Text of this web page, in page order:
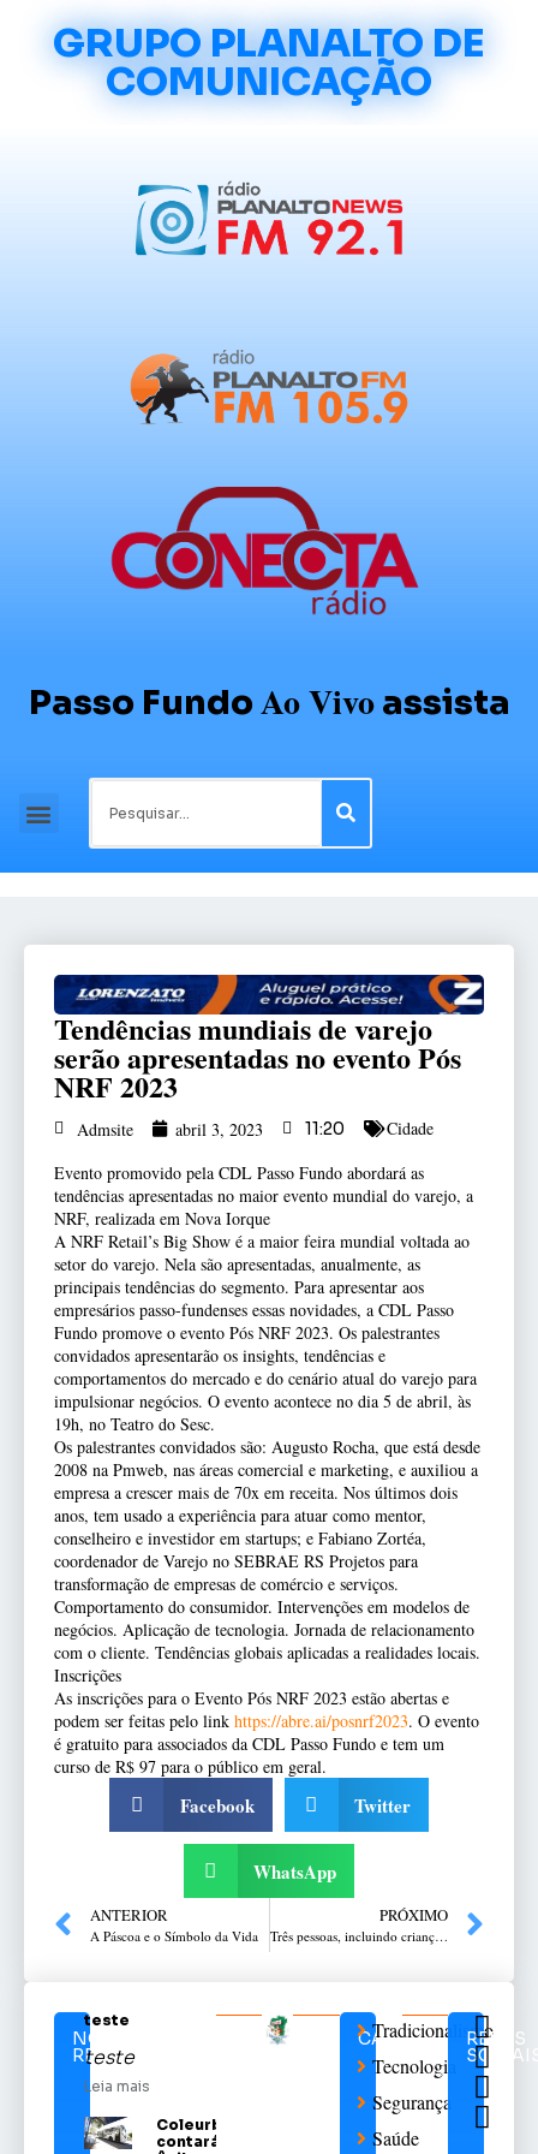
GRUPO PLANALTO DE
COMUNICAÇÃO
Passo Fundo Ao Vivo assista
Tendências mundiais de varejo
serão apresentadas no evento Pós
NRF 2023
Admsite abril 3, 2023 11:20
Cidade
Evento promovido pela CDL Passo Fundo abordará as
tendências apresentadas no maior evento mundial do varejo, a
NRF, realizada em Nova Iorque
A NRF Retail’s Big Show é a maior feira mundial voltada ao
setor do varejo. Nela são apresentadas, anualmente, as
principais tendências do segmento. Para apresentar aos
empresários passo-fundenses essas novidades, a CDL Passo
Fundo promove o evento Pós NRF 2023. Os palestrantes
convidados apresentarão os insights, tendências e
comportamentos do mercado e do cenário atual do varejo para
impulsionar negócios. O evento acontece no dia 5 de abril, às
19h, no Teatro do Sesc.
Os palestrantes convidados são: Augusto Rocha, que está desde
2008 na Pmweb, nas áreas comercial e marketing, e auxiliou a
empresa a crescer mais de 70x em receita. Nos últimos dois
anos, tem usado a experiência para atuar como mentor,
conselheiro e investidor em startups; e Fabiano Zortéa,
coordenador de Varejo no SEBRAE RS Projetos para
transformação de empresas de comércio e serviços.
Comportamento do consumidor. Intervenções em modelos de
negócios. Aplicação de tecnologia. Jornada de relacionamento
com o cliente. Tendências globais aplicadas a realidades locais.
Inscrições
As inscrições para o Evento Pós NRF 2023 estão abertas e
podem ser feitas pelo link https://abre.ai/posnrf2023. O evento
é gratuito para associados da CDL Passo Fundo e tem um
curso de R$ 97 para o público em geral.
Facebook Twitter
WhatsApp
ANTERIOR
A Páscoa e o Símbolo da Vida
PRÓXIMO
Três pessoas, incluindo criança, morrem em acidente na Rota do Sol
NOTÍCIAS
RELACIONADAS
teste
teste
Leia mais
Coleurb
contará com
CATEGORIAS
Tradicionalismo
Tecnologia
Segurança
Saúde
REDES